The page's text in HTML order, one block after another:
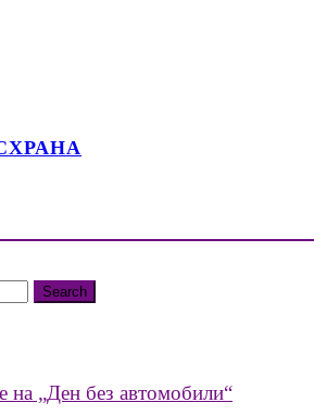
Search
на „Ден без автомобили“